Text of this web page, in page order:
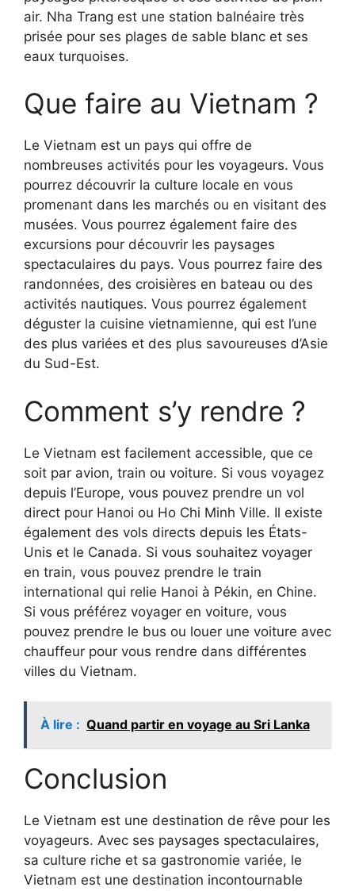
air. Nha Trang est une station balnéaire très
prisée pour ses plages de sable blanc et ses
eaux turquoises.
Que faire au Vietnam ?
Le Vietnam est un pays qui offre de
nombreuses activités pour les voyageurs. Vous
pourrez découvrir la culture locale en vous
promenant dans les marchés ou en visitant des
musées. Vous pourrez également faire des
excursions pour découvrir les paysages
spectaculaires du pays. Vous pourrez faire des
randonnées, des croisières en bateau ou des
activités nautiques. Vous pourrez également
déguster la cuisine vietnamienne, qui est l’une
des plus variées et des plus savoureuses d’Asie
du Sud-Est.
Comment s’y rendre ?
Le Vietnam est facilement accessible, que ce
soit par avion, train ou voiture. Si vous voyagez
depuis l’Europe, vous pouvez prendre un vol
direct pour Hanoi ou Ho Chi Minh Ville. Il existe
également des vols directs depuis les États-
Unis et le Canada. Si vous souhaitez voyager
en train, vous pouvez prendre le train
international qui relie Hanoi à Pékin, en Chine.
Si vous préférez voyager en voiture, vous
pouvez prendre le bus ou louer une voiture avec
chauffeur pour vous rendre dans différentes
villes du Vietnam.
À lire : Quand partir en voyage au Sri Lanka
Conclusion
Le Vietnam est une destination de rêve pour les
voyageurs. Avec ses paysages spectaculaires,
sa culture riche et sa gastronomie variée, le
Vietnam est une destination incontournable